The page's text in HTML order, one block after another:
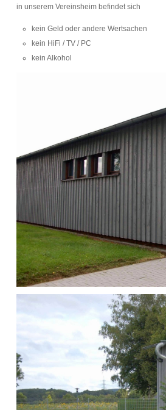
in unserem Vereinsheim befindet sich
kein Geld oder andere Wertsachen
kein HiFi / TV / PC
kein Alkohol